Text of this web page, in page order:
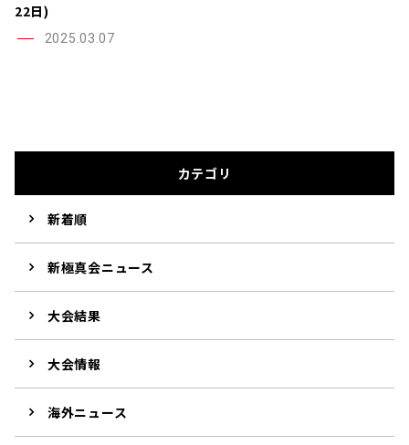
22日)
2025.03.07
カテゴリ
新着順
新極真会ニュース
大会結果
大会情報
海外ニュース